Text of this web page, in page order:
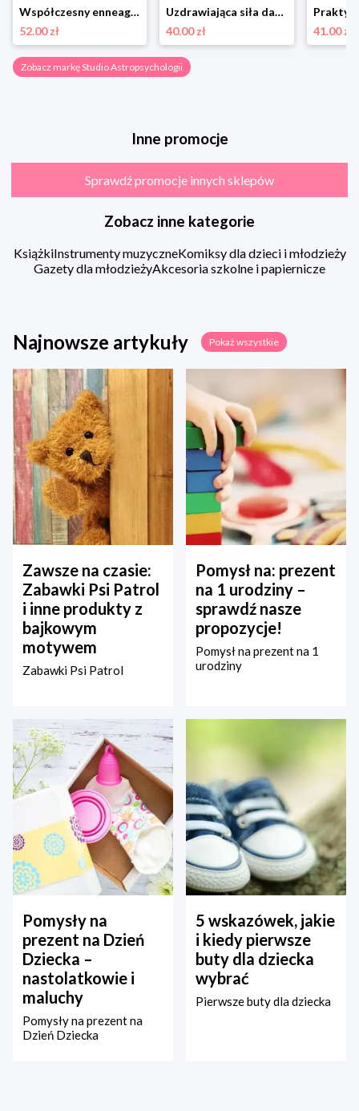
Współczesny enneagram w praktyce. Poznaj typ swojej osobowości, aby odblokować swój potencjał i skuteczniej realizować cele osobiste Studio astropsychologii
52.00 zł
Uzdrawiająca siła dawania. Jak życzliwość może pokonać stres, obniżyć ciśnienie, złagodzić stany zapalne, spowolnić starzenie Studio astropsychologii
40.00 zł
41.00 zł
Zobacz markę Studio Astropsychologii
Inne promocje
Sprawdź promocje innych sklepów
Zobacz inne kategorie
KsiążkiInstrumenty muzyczneKomiksy dla dzieci i młodzieży
Gazety dla młodzieżyAkcesoria szkolne i papiernicze
Najnowsze artykuły Pokaż wszystkie
Zawsze na czasie:
Zabawki Psi Patrol
i inne produkty z
bajkowym
motywem
Zabawki Psi Patrol
Pomysł na: prezent
na 1 urodziny –
sprawdź nasze
propozycje!
Pomysł na prezent na 1
urodziny
Pomysły na
prezent na Dzień
Dziecka –
nastolatkowie i
maluchy
Pomysły na prezent na
Dzień Dziecka
5 wskazówek, jakie
i kiedy pierwsze
buty dla dziecka
wybrać
Pierwsze buty dla dziecka